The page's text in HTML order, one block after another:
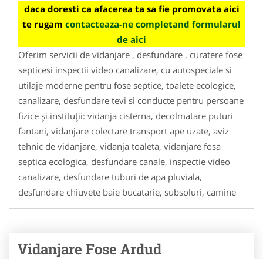
daca doresti ca afacerea ta sa fie promovata aici
te rugam contacteaza-ne completand formularul
de aici
Oferim servicii de vidanjare , desfundare , curatere fose
septicesi inspectii video canalizare, cu autospeciale si
utilaje moderne pentru fose septice, toalete ecologice,
canalizare, desfundare tevi si conducte pentru persoane
fizice și instituții: vidanja cisterna, decolmatare puturi
fantani, vidanjare colectare transport ape uzate, aviz
tehnic de vidanjare, vidanja toaleta, vidanjare fosa
septica ecologica, desfundare canale, inspectie video
canalizare, desfundare tuburi de apa pluviala,
desfundare chiuvete baie bucatarie, subsoluri, camine
Vidanjare Fose Ardud